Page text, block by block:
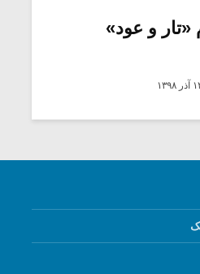
«تار و عود»
۱۳۹۸